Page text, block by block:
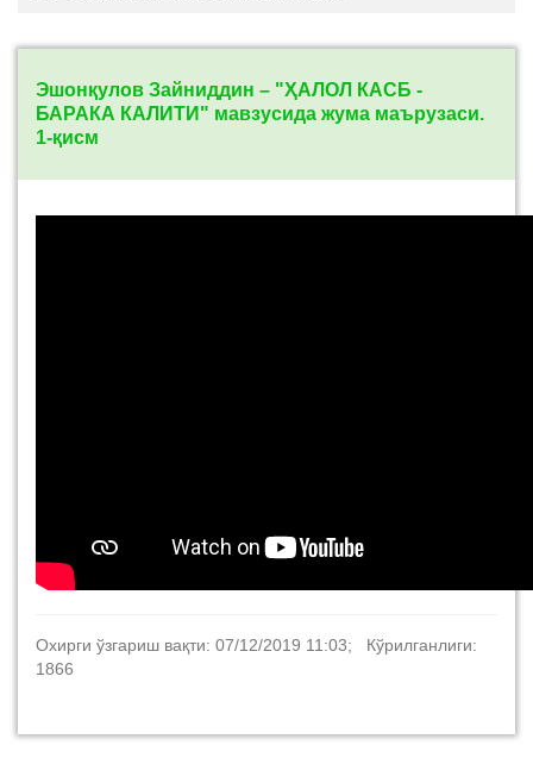
Эшонқулов Зайниддин – "ҲАЛОЛ КАСБ -
БАРАКА КАЛИТИ" мавзусида жума маърузаси.
1-қисм
Охирги ўзгариш вақти: 07/12/2019 11:03; Кўрилганлиги:
1866